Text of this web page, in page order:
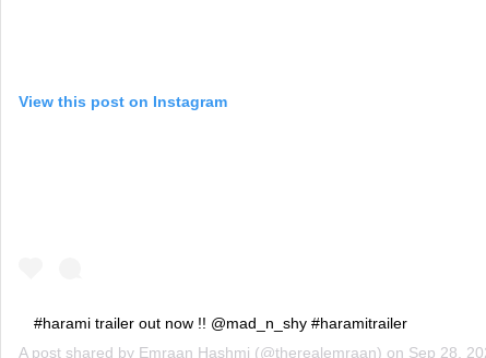
View this post on Instagram
#harami trailer out now !! @mad_n_shy #haramitrailer
A post shared by Emraan Hashmi (@therealemraan) on Sep 28,